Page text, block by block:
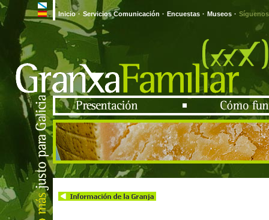
Inicio · Servicios Comunicación · Encuestas · Museos · Síguenos